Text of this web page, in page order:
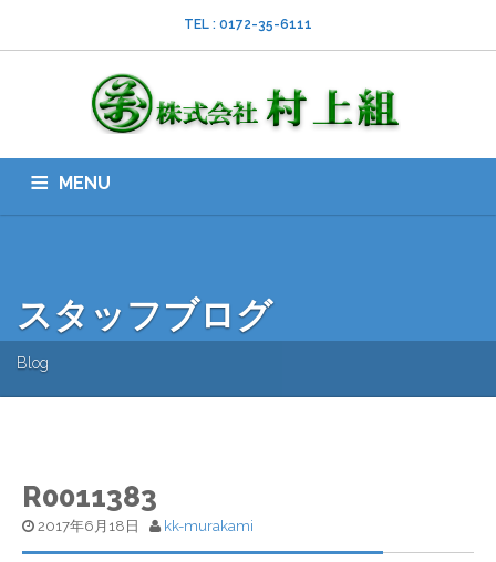
TEL : 0172-35-6111
MENU
スタッフブログ
Blog
R0011383
2017年6月18日 kk-murakami